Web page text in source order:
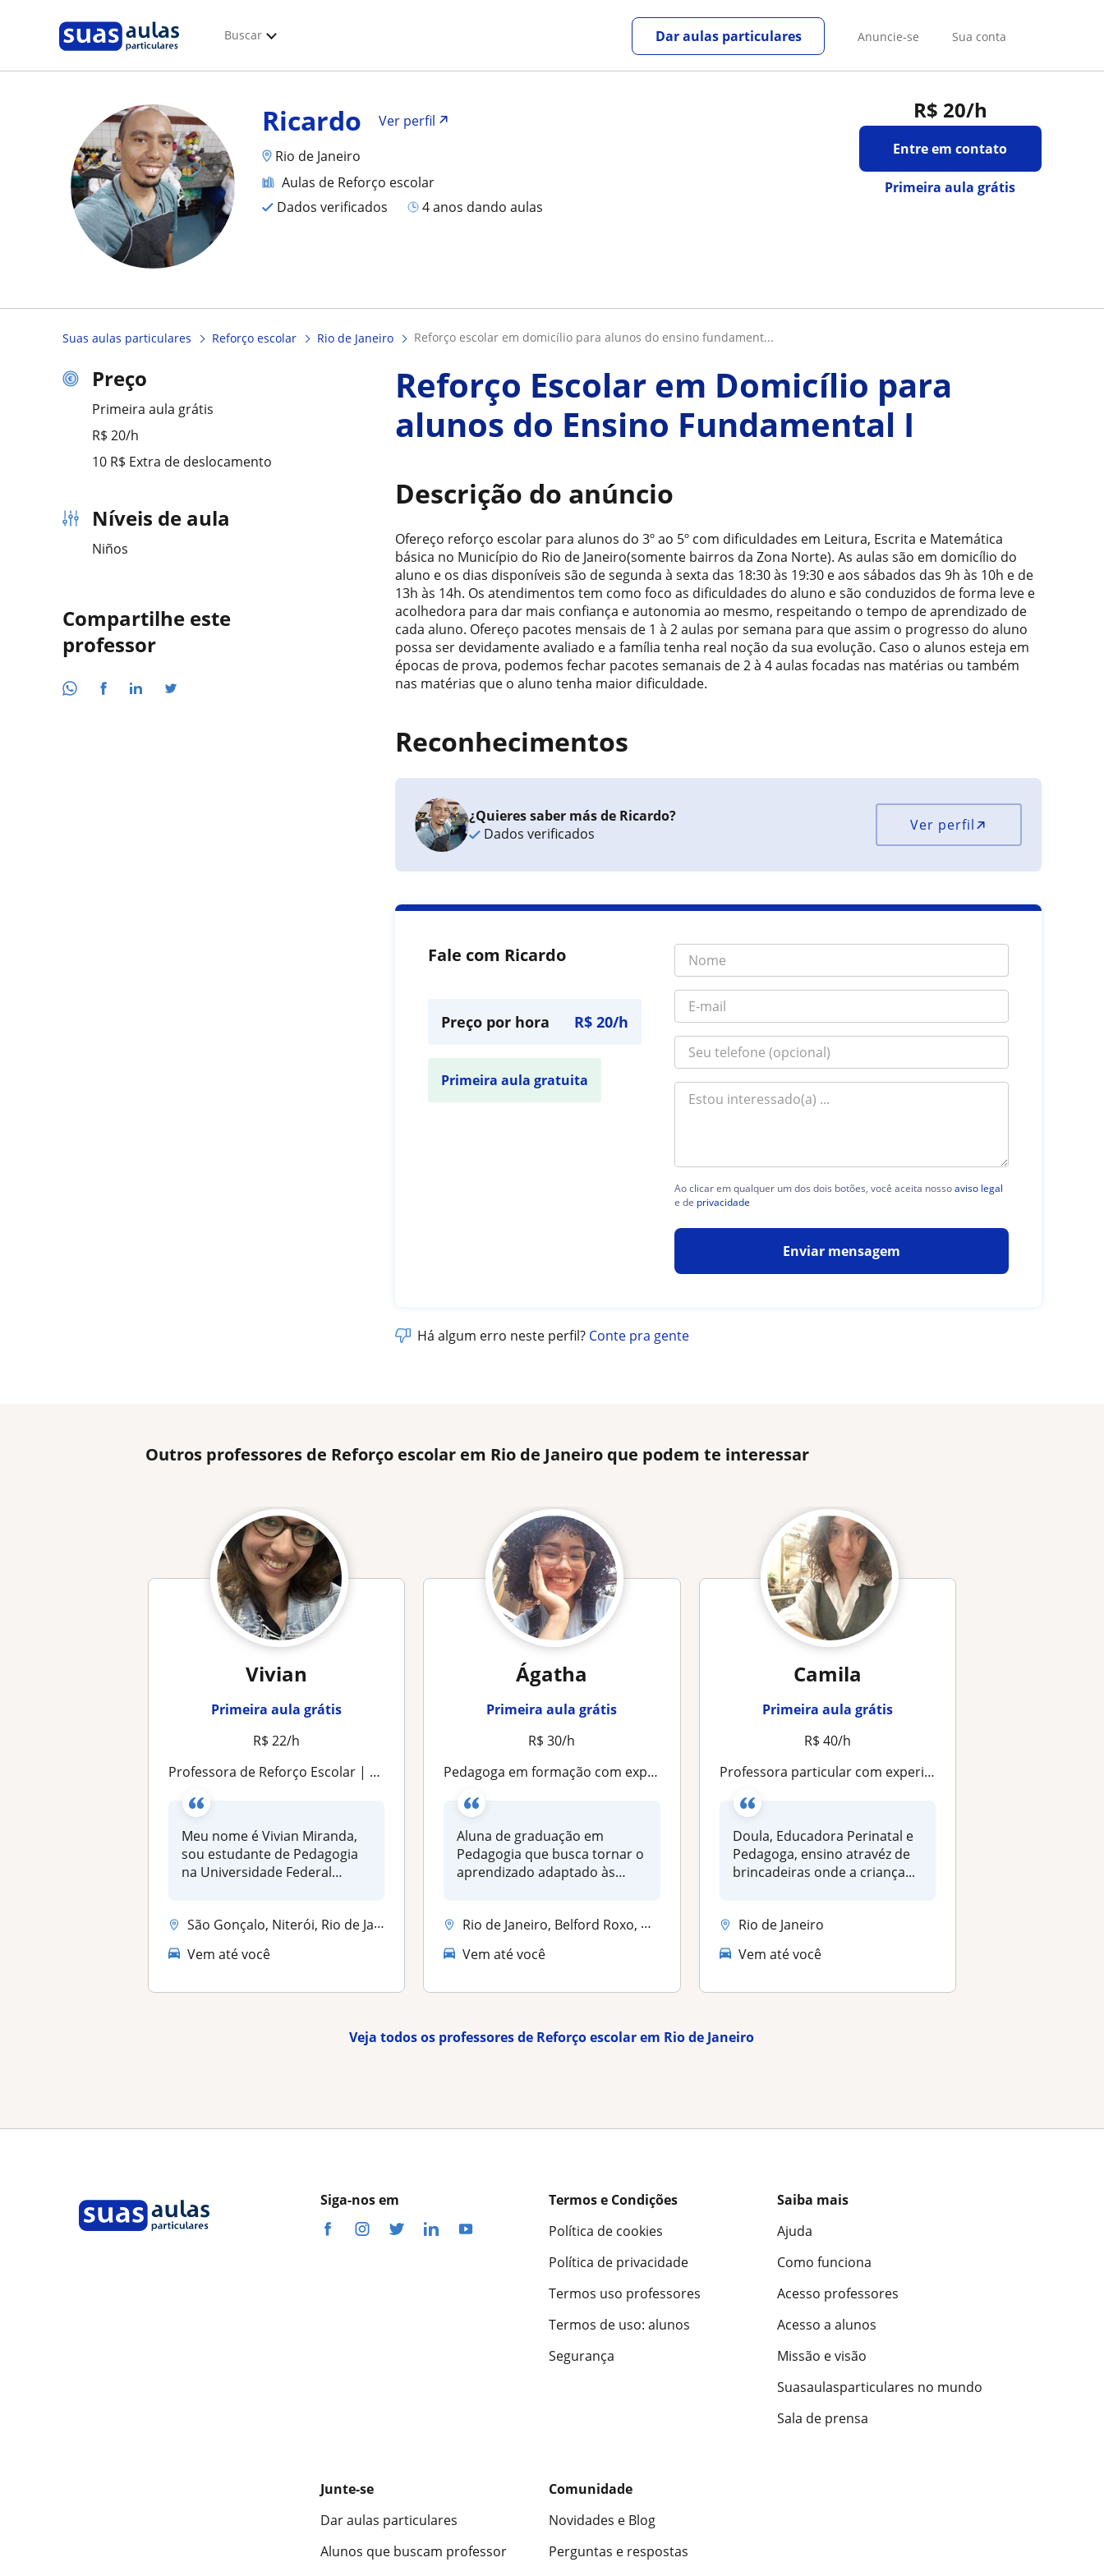
Buscar Anuncie-se Sua conta
Dar aulas particulares
R$ 20/h
Entre em contato
Primeira aula grátis
Ricardo
Ver perfil
Rio de Janeiro
Aulas de Reforço escolar
Dados verificados
4 anos dando aulas
Suas aulas particulares Reforço escolar Rio de Janeiro reforço escolar em domicílio para alunos do ensino fundament...
Preço
Primeira aula grátis
R$ 20/h
10 R$ Extra de deslocamento
Níveis de aula
Niños
Compartilhe este
professor
Reforço Escolar em Domicílio para
alunos do Ensino Fundamental I
Descrição do anúncio
Ofereço reforço escolar para alunos do 3º ao 5º com dificuldades em Leitura, Escrita e Matemática
básica no Município do Rio de Janeiro(somente bairros da Zona Norte). As aulas são em domicílio do
aluno e os dias disponíveis são de segunda à sexta das 18:30 às 19:30 e aos sábados das 9h às 10h e de
13h às 14h. Os atendimentos tem como foco as dificuldades do aluno e são conduzidos de forma leve e
acolhedora para dar mais confiança e autonomia ao mesmo, respeitando o tempo de aprendizado de
cada aluno. Ofereço pacotes mensais de 1 à 2 aulas por semana para que assim o progresso do aluno
possa ser devidamente avaliado e a família tenha real noção da sua evolução. Caso o alunos esteja em
épocas de prova, podemos fechar pacotes semanais de 2 à 4 aulas focadas nas matérias ou também
nas matérias que o aluno tenha maior dificuldade.
Reconhecimentos
¿Quieres saber más de Ricardo?
Dados verificados
Ver perfil
Fale com Ricardo
Preço por hora R$ 20/h
Primeira aula gratuita
Ao clicar em qualquer um dos dois botões, você aceita nossoaviso legal
e de privacidade
Enviar mensagem
Há algum erro neste perfil? Conte pra gente
Outros professores de Reforço escolar em Rio de Janeiro que podem te interessar
Vivian
Primeira aula grátis
R$ 22/h
Professora de Reforço Escolar | Educação Infantil e Ensino Fundamental I
Meu nome é Vivian Miranda,
sou estudante de Pedagogia
na Universidade Federal
São Gonçalo, Niterói, Rio de Janeiro
Vem até você
Ágatha
Primeira aula grátis
R$ 30/h
Pedagoga em formação com experiência com alunos de escola pública
Aluna de graduação em
Pedagogia que busca tornar o
aprendizado adaptado às
Rio de Janeiro, Belford Roxo, Mesquita, Nilópolis, Nova Iguaçu, São Jo...
Vem até você
Camila
Primeira aula grátis
R$ 40/h
Professora particular com experiência em pedagogias alternativas como Montessori, Waldorf e Regglio Emília
Doula, Educadora Perinatal e
Pedagoga, ensino atravéz de
brincadeiras onde a criança...
Rio de Janeiro
Vem até você
Veja todos os professores de Reforço escolar em Rio de Janeiro
Siga-nos em
Termos e Condições
Política de cookies
Política de privacidade
Termos uso professores
Termos de uso: alunos
Segurança
Saiba mais
Ajuda
Como funciona
Acesso professores
Acesso a alunos
Missão e visão
Suasaulasparticulares no mundo
Sala de prensa
Junte-se
Dar aulas particulares
Alunos que buscam professor
Comunidade
Novidades e Blog
Perguntas e respostas